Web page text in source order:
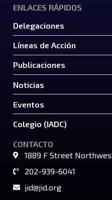
ENLACES RÁPIDOS
Delegaciones
Líneas de Acción
Publicaciones
Noticias
Eventos
Colegio (IADC)
CONTACTO
1889 F Street
202-939-6041
jid@jid.org